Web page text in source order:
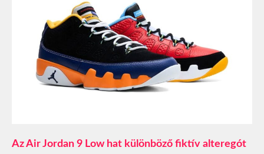
Az Air Jordan 9 Low hat különböző fiktív alteregót